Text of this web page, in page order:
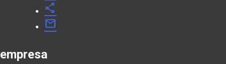
share
mail
empresa